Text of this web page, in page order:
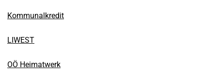
Kommunalkredit
LIWEST
OÖ Heimatwerk